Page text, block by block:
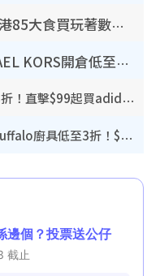
【8月生日優惠2026】全港85大食買玩著數攻略 自助餐/火鍋放題同行免費＋誠品/DONKI送現金券
開倉優惠｜銅鑼灣MICHAEL KORS開倉低至17折！直擊$500起買手袋/銀包/鞋款 必買經典Jet Set系列
開倉優惠｜馬拉松開倉低至3折！直擊$99起買adidas／New Balance／Puma鞋款 STANLEY保溫杯劈價至$119起
廚具優惠｜普樂氏/意美廚/Buffalo廚具低至3折！$89起買煎鍋／炒鑊／個人鍋 同場小家電激減至$99起